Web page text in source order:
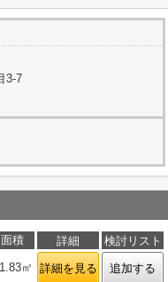
3-7
面積 詳細
検討リスト
㎡ 詳細を見る 追加する